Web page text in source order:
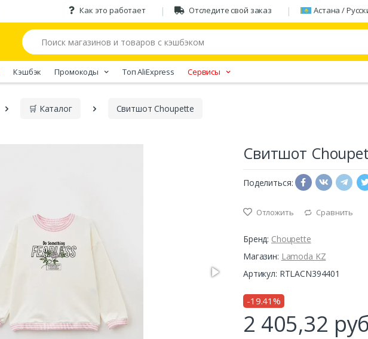
Как это работает Отследите свой заказ Астана /
Кэшбэк Промокоды Tоп AliExpress Сервисы
🛒 Каталог Свитшот Choupette
Свитшот
Поделиться:
Отложить Сравнить
Бренд: Choupette
Магазин: Lamoda KZ
Артикул: RTLACN394401
-19.41%
2 405,32